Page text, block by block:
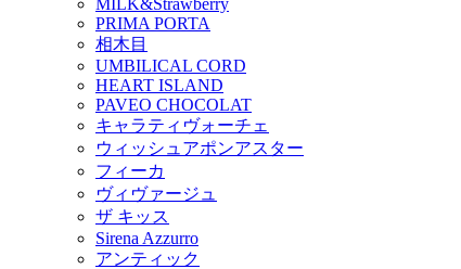
PRIMA PORTA
相木目
UMBILICAL CORD
HEART ISLAND
PAVEO CHOCOLAT
キャラティヴォーチェ
ウィッシュアポンアスター
フィーカ
ヴィヴァージュ
ザ キッス
Sirena Azzurro
アンティック